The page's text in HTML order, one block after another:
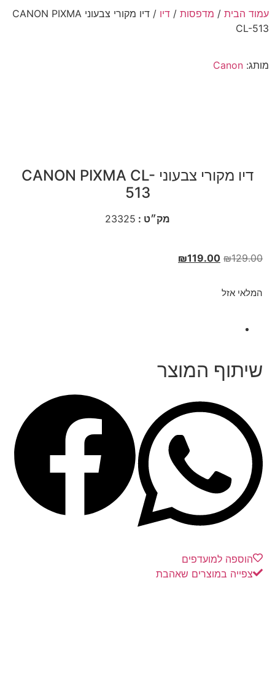
עמוד הבית / מדפסות / דיו
/ דיו מקורי צבעוני CANON PIXMA
CL-513
מותג: Canon
דיו מקורי צבעוני CANON PIXMA CL-
513
מק״ט : 23325
₪129.00
₪119.00
המלאי אזל
שיתוף המוצר
הוספה למועדפים
צפייה במוצרים שאהבת